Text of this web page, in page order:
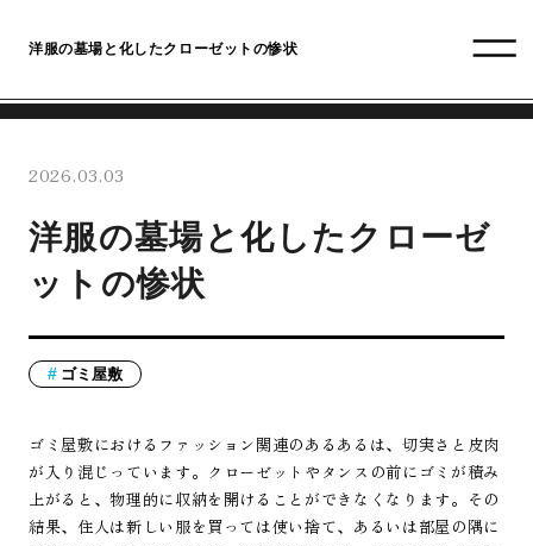
洋服の墓場と化したクローゼットの惨状
2026.03.03
洋服の墓場と化したクローゼ
ットの惨状
ゴミ屋敷
ゴミ屋敷におけるファッション関連のあるあるは、切実さと皮肉
が入り混じっています。クローゼットやタンスの前にゴミが積み
上がると、物理的に収納を開けることができなくなります。その
結果、住人は新しい服を買っては使い捨て、あるいは部屋の隅に